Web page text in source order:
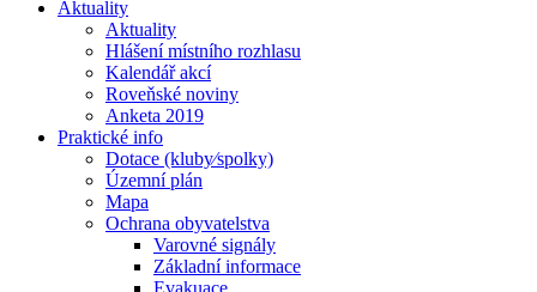
Aktuality
Aktuality
Hlášení místního rozhlasu
Kalendář akcí
Roveňské noviny
Anketa 2019
Praktické info
Dotace (kluby⁄spolky)
Územní plán
Mapa
Ochrana obyvatelstva
Varovné signály
Základní informace
Evakuace